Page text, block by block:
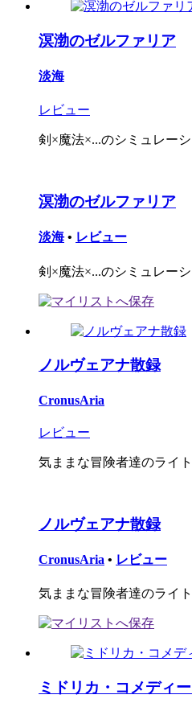
溟渤のゼルファリア
淡海
レビュー
剣×魔法×...のシミュレー
溟渤のゼルファリア
淡海 • レビュー
剣×魔法×...のシミュレー
ノルヴェアナ散録
CronusAria
レビュー
気ままな冒険者達のライ
ノルヴェアナ散録
CronusAria • レビュー
気ままな冒険者達のライ
ミドリカ・コメディ